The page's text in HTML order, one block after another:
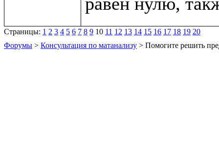
Страницы: 1 2 3 4 5 6 7 8 9 10 11 12 13 14 15 16 17 18 19 20
Форумы > Консультация по матанализу > Помогите решить